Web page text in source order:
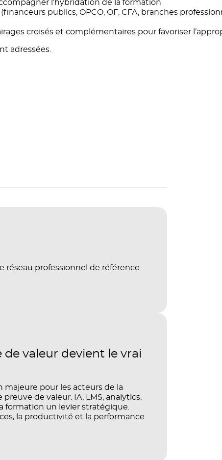
l’hybridation de la formation
publics, OPCO, OF, CFA, branches
croisés et complémentaires pour favoriser
adressées.
réseau professionnel de référence
de valeur devient le vrai
majeure pour les acteurs de la
de valeur. IA, LMS, analytics,
formation un levier stratégique.
la productivité et la performance